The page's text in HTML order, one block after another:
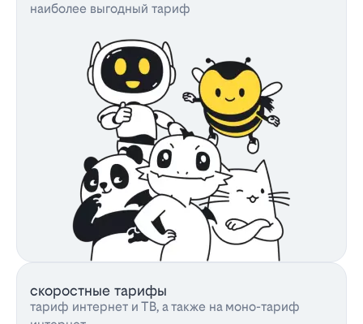
наиболее выгодный тариф
скоростные тарифы
тариф интернет и ТВ, а также на моно-тариф